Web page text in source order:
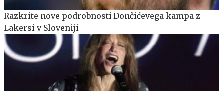
Razkrite nove podrobnosti Dončićevega kampa z
Lakersi v Sloveniji